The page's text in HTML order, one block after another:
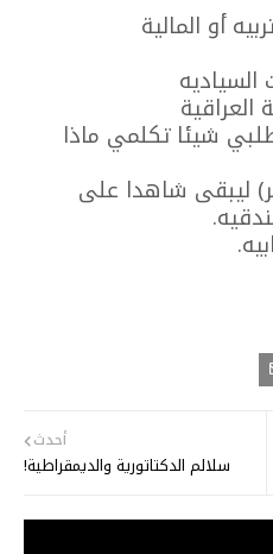
أو المالية
السياديه
شيئا تكلمي ماذا
ليبقى شاهدا على
أحدث
سلالم الدكتاتورية والديمقراطية!